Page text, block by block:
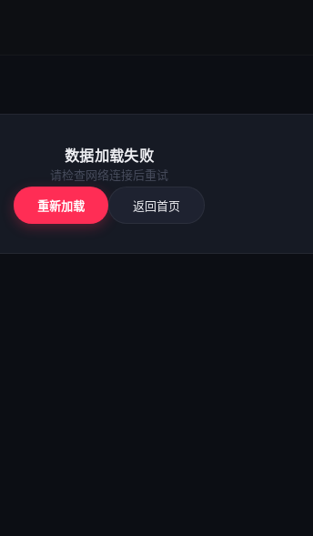
数据加载失败
请检查网络连接后重试
重新加载 返回首页